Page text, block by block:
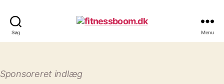
Søg Menu
Sponsoreret indlæg